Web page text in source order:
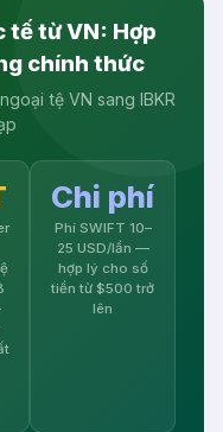
tế từ VN: Hợp
chính thức
tệ VN sang IBKR
Chi phí
Phí SWIFT 10–
25 USD/lần —
hợp lý cho số
tiền từ $500 trở
lên